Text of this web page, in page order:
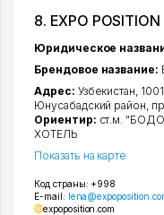
8. EXPO
Код страны: +998
E-mail:
expoposition.com
Юридическое
Брендовое название:
Адрес: Узбекистан,
Юнусабадский район
Ориентир: ст.м.
ХОТЕЛЬ
Показать на карте